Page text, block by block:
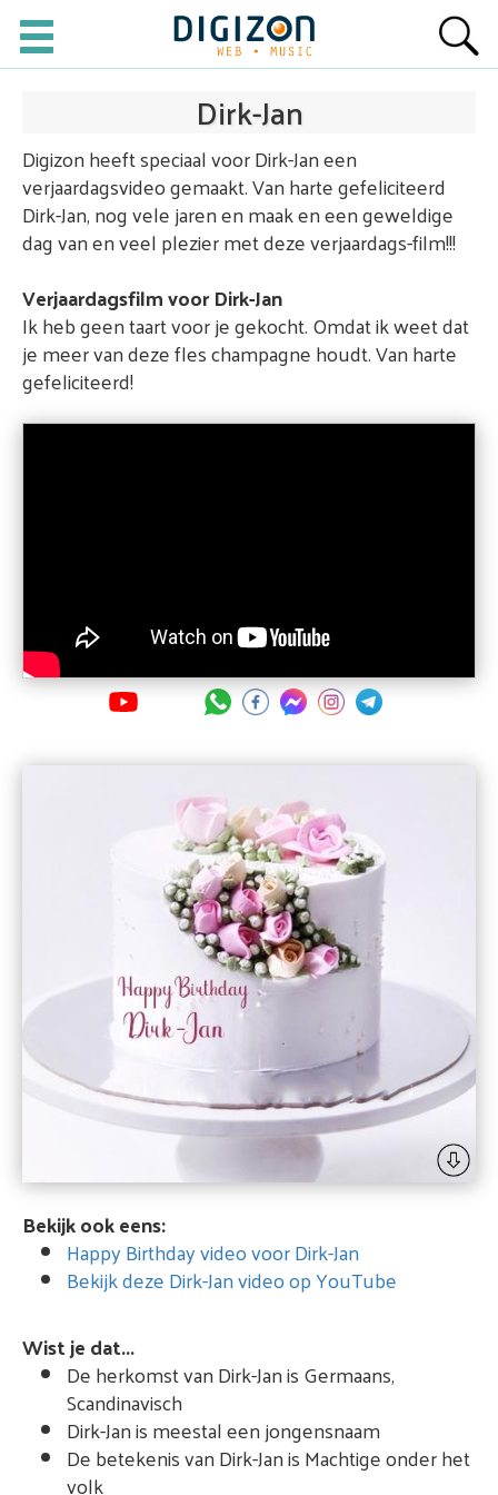
Dirk-Jan
Digizon heeft speciaal voor Dirk-Jan een
verjaardagsvideo gemaakt. Van harte gefeliciteerd
Dirk-Jan, nog vele jaren en maak en een geweldige
dag van en veel plezier met deze verjaardags-film!!!
Verjaardagsfilm voor Dirk-Jan
Ik heb geen taart voor je gekocht. Omdat ik weet dat
je meer van deze fles champagne houdt. Van harte
gefeliciteerd!
Bekijk ook eens:
Happy Birthday video voor Dirk-Jan
Bekijk deze Dirk-Jan video op YouTube
Wist je dat...
De herkomst van Dirk-Jan is Germaans,
Scandinavisch
Dirk-Jan is meestal een jongensnaam
De betekenis van Dirk-Jan is Machtige onder het
volk